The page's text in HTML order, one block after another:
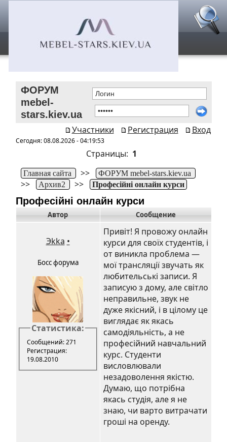
ФОРУМ
mebel-
stars.kiev.ua
Участники
Регистрация Вход
Сегодня: 08.08.2026 - 04:19:53
Страницы: 1
Главная сайта >> ФОРУМ mebel-stars.kiev.ua
>> Архив2 >> Професійні онлайн курси
Професійні онлайн курси
Автор Сообщение
Эkka •
Босс форума
Статистика:
Сообщений: 271
Регистрация:
19.08.2010
Привіт! Я провожу онлайн
курси для своїх студентів, і
от виникла проблема —
мої трансляції звучать як
любительські записи. Я
записую з дому, але світло
неправильне, звук не
дуже якісний, і в цілому це
виглядає як якась
самодіяльність, а не
професійний навчальний
курс. Студенти
висловлювали
незадоволення якістю.
Думаю, що потрібна
якась студія, але я не
знаю, чи варто витрачати
гроші на оренду.